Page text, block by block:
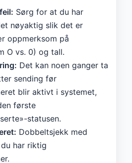
Sørg for at du har
nøyaktig slik det er
oppmerksom på
O vs. 0) og tall.
Det kan noen ganger ta
sending før
blir aktivt i systemet,
første
statusen.
Dobbeltsjekk med
har riktig